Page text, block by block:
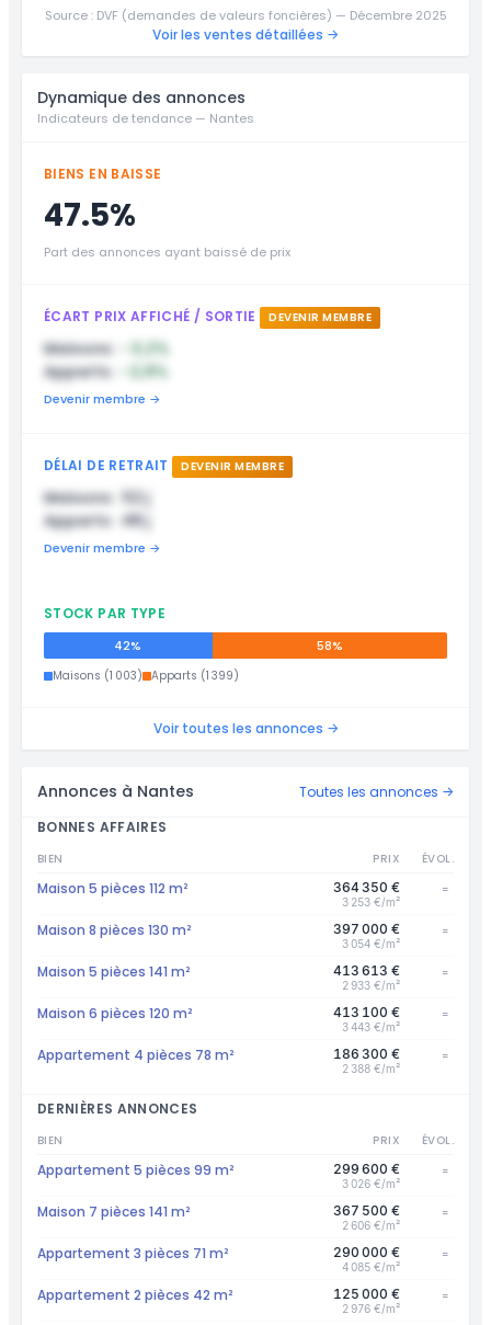
Source : DVF (demandes de valeurs foncières) — Décembre 2025
Voir les ventes détaillées →
Dynamique des annonces
Indicateurs de tendance — Nantes
BIENS EN BAISSE
47.5%
Part des annonces ayant baissé de prix
ÉCART PRIX AFFICHÉ / SORTIE DEVENIR MEMBRE
Maisons :
-3,2%
Apparts :
-2,8%
Devenir membre →
DÉLAI DE RETRAIT DEVENIR MEMBRE
Maisons : 52 j
Apparts : 48 j
Devenir membre →
STOCK PAR TYPE
42% 58%
Maisons (1 003) Apparts (1 399)
Voir toutes les annonces →
Annonces à Nantes
Toutes les annonces →
BONNES AFFAIRES
BIEN PRIX ÉVOL.
Maison 5 pièces 112 m² 364 350 €
3 253 €/m²
=
Maison 8 pièces 130 m² 397 000 €
3 054 €/m²
=
Maison 5 pièces 141 m² 413 613 €
2 933 €/m²
=
Maison 6 pièces 120 m² 413 100 €
3 443 €/m²
=
Appartement 4 pièces 78 m² 186 300 €
2 388 €/m²
=
DERNIÈRES ANNONCES
BIEN PRIX ÉVOL.
Appartement 5 pièces 99 m² 299 600 €
3 026 €/m²
=
Maison 7 pièces 141 m² 367 500 €
2 606 €/m²
=
Appartement 3 pièces 71 m² 290 000 €
4 085 €/m²
=
Appartement 2 pièces 42 m² 125 000 €
2 976 €/m²
=